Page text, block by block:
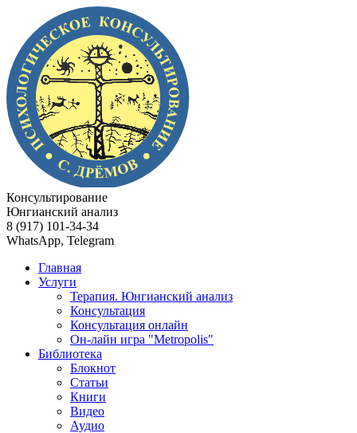
Консультирование
Юнгианский анализ
8 (917) 101-34-34
WhatsApp, Telegram
Главная
Услуги
Терапия. Юнгианский анализ
Консультация
Консультация онлайн
Он-лайн игра "Metropolis"
Библиотека
Блокнот
Статьи
Книги
Видео
Аудио